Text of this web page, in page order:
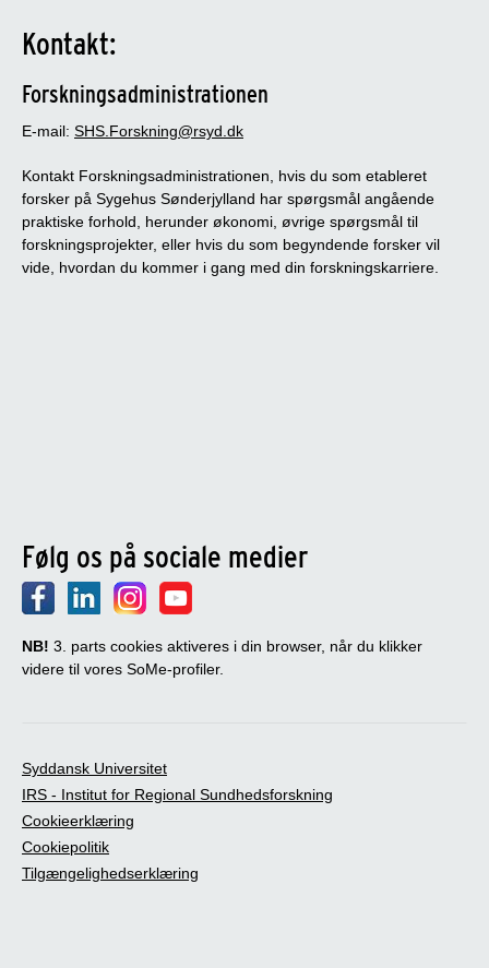
Kontakt:
Forskningsadministrationen
E-mail: SHS.Forskning@rsyd.dk
Kontakt Forskningsadministrationen, hvis du som etableret
forsker på Sygehus Sønderjylland har spørgsmål angående
praktiske forhold, herunder økonomi, øvrige spørgsmål til
forskningsprojekter, eller hvis du som begyndende forsker vil
vide, hvordan du kommer i gang med din forskningskarriere.
Følg os på sociale medier
NB! 3. parts cookies aktiveres i din browser, når du klikker
videre til vores SoMe-profiler.
Syddansk Universitet
IRS - Institut for Regional Sundhedsforskning
Cookieerklæring
Cookiepolitik
Tilgængelighedserklæring